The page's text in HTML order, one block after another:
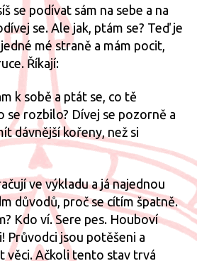
se podívat sám na sebe a na
se. Ale jak, ptám se? Teď je
mé straně a mám pocit,
Říkají:
k sobě a ptát se, co tě
se rozbilo? Dívej se pozorně a
dávnější kořeny, než si
ve výkladu a já najednou
důvodů, proč se cítím špatně.
Kdo ví. Sere pes. Houboví
Průvodci jsou potěšeni a
věci. Ačkoli tento stav trvá